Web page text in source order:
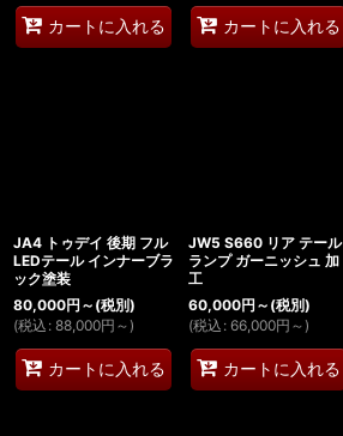
カートに入れる カートに入れる
JA4 トゥデイ 後期 フル
LEDテール インナーブラ
ック塗装
80,000円 ～ (税別)
(税込 : 88,000円 ～)
カートに入れる
JW5 S660 リア テール
ランプ ガーニッシュ 加
工
60,000円 ～ (税別)
(税込 : 66,000円 ～)
カートに入れる